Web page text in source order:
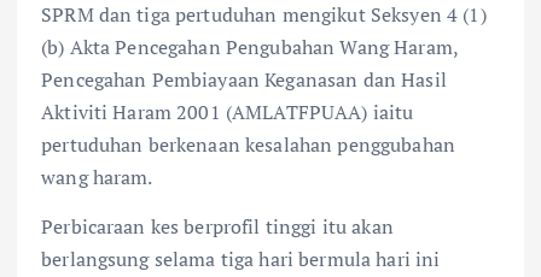
SPRM dan tiga pertuduhan mengikut Seksyen 4 (1)
(b) Akta Pencegahan Pengubahan Wang Haram,
Pencegahan Pembiayaan Keganasan dan Hasil
Aktiviti Haram 2001 (AMLATFPUAA) iaitu
pertuduhan berkenaan kesalahan penggubahan
wang haram.
Perbicaraan kes berprofil tinggi itu akan
berlangsung selama tiga hari bermula hari ini